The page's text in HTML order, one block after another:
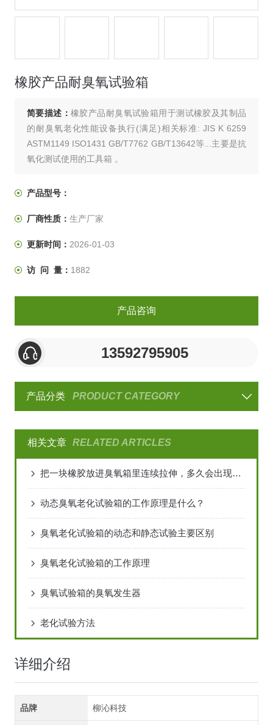
橡胶产品耐臭氧试验箱
简要描述：橡胶产品耐臭氧试验箱用于测试橡胶及其制品
的耐臭氧老化性能设备执行(满足)相关标准: JIS K 6259
ASTM1149 ISO1431 GB/T7762 GB/T13642等...主要是抗
氧化测试使用的工具箱 。
产品型号：
厂商性质： 生产厂家
更新时间： 2026-01-03
访 问 量： 1882
产品咨询
13592795905
产品分类 PRODUCT CATEGORY
相关文章 RELATED ARTICLES
把一块橡胶放进臭氧箱里连续拉伸，多久会出现裂纹？
动态臭氧老化试验箱的工作原理是什么？
臭氧老化试验箱的动态和静态试验主要区别
臭氧老化试验箱的工作原理
臭氧试验箱的臭氧发生器
老化试验方法
详细介绍
品牌 柳沁科技